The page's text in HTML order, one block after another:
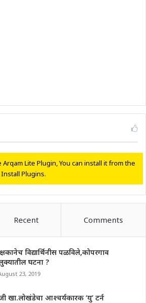
Lite Plugin, You can install it from the
Plugins.
Recent Comments
विद्यार्थिनीस पळविले,कोपरगाव
घटना ?
23, 2019
खा.लोखंडेचा आश्चर्यकारक ‘यु’ टर्न